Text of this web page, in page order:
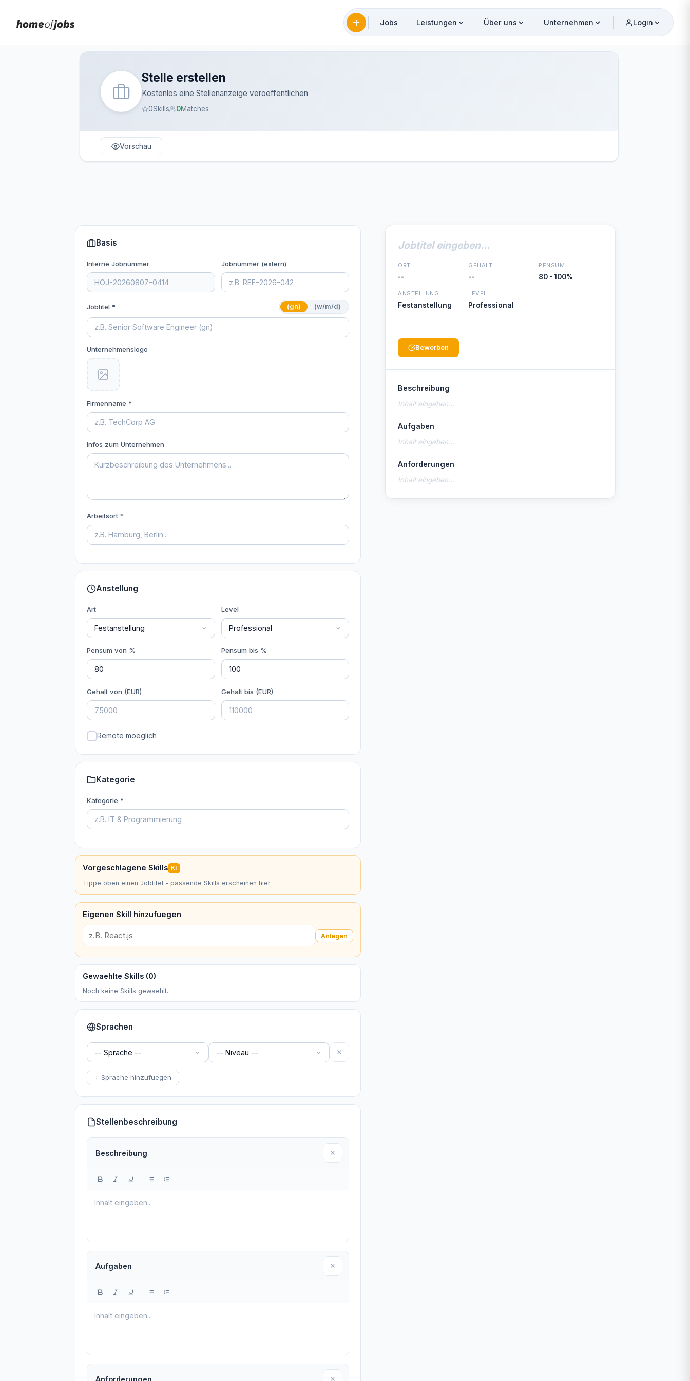
Jobs Leistungen Über uns Unternehmen Login
Stelle erstellen
Kostenlos eine Stellenanzeige veroeffentlichen
0Skills 0Matches
Vorschau
Basis
Interne Jobnummer Jobnummer (extern)
Jobtitel * (gn) (w/m/d)
Unternehmenslogo
Firmenname *
Infos zum Unternehmen
Arbeitsort *
Anstellung
Art Level
Pensum von % Pensum bis %
Gehalt von (EUR) Gehalt bis (EUR)
Remote moeglich
Kategorie
Kategorie *
Vorgeschlagene Skills KI
Tippe oben einen Jobtitel - passende Skills erscheinen hier.
Eigenen Skill hinzufuegen
Anlegen
Gewaehlte Skills (0)
Noch keine Skills gewaehlt.
Sprachen
+ Sprache hinzufuegen
Stellenbeschreibung
Jobtitel eingeben...
ORT
--
GEHALT
--
PENSUM
80 - 100%
ANSTELLUNG
Festanstellung
LEVEL
Professional
Bewerben
Beschreibung
Inhalt eingeben...
Aufgaben
Inhalt eingeben...
Anforderungen
Inhalt eingeben...